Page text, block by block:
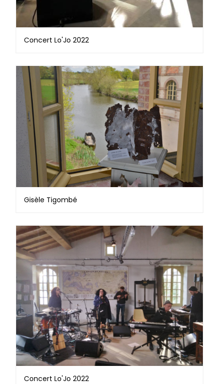
Concert Lo'Jo 2022
Gisèle Tigombé
Concert Lo'Jo 2022